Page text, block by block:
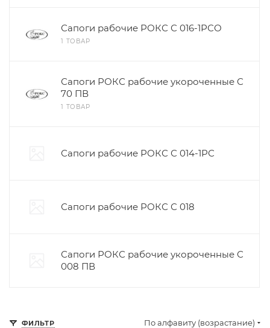
Сапоги рабочие РОКС С 016-1РСО
1 ТОВАР
Сапоги РОКС рабочие укороченные С
70 ПВ
1 ТОВАР
Сапоги рабочие РОКС С 014-1РС
Сапоги рабочие РОКС С 018
Сапоги РОКС рабочие укороченные С
008 ПВ
ФИЛЬТР По алфавиту (возрастание)